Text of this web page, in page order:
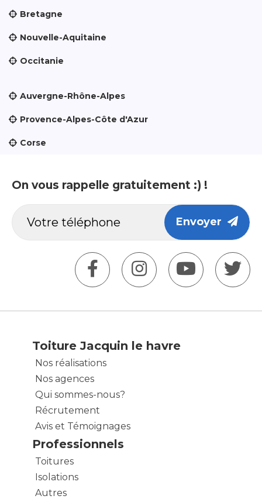
Bretagne
Nouvelle-Aquitaine
Occitanie
Auvergne-Rhône-Alpes
Provence-Alpes-Côte d'Azur
Corse
On vous rappelle gratuitement :) !
Envoyer
Toiture Jacquin le havre
Nos réalisations
Nos agences
Qui sommes-nous?
Récrutement
Avis et Témoignages
Professionnels
Toitures
Isolations
Autres